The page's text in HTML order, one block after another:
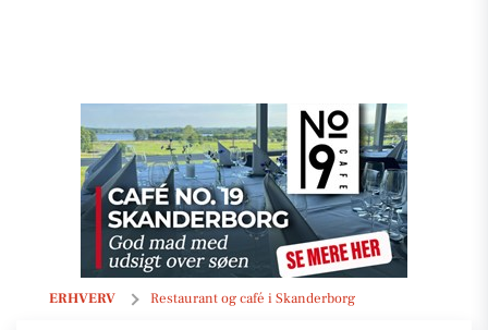
ERHVERV Restaurant og café i Skanderborg
Cafe Noisette